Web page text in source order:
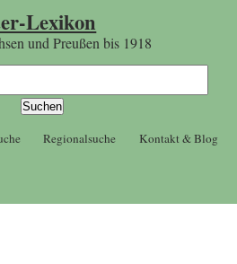
Lexikon
und Preußen bis 1918
Regionalsuche Kontakt & Blog